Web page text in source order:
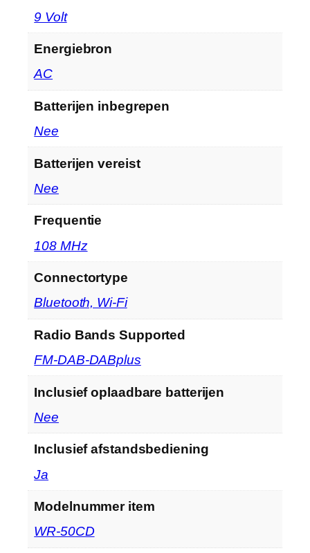
‎9 Volt
Energiebron
‎AC
Batterijen inbegrepen
‎Nee
Batterijen vereist
‎Nee
Frequentie
‎108 MHz
Connectortype
‎Bluetooth, Wi-Fi
Radio Bands Supported
‎FM-DAB-DABplus
Inclusief oplaadbare batterijen
‎Nee
Inclusief afstandsbediening
‎Ja
Modelnummer item
‎WR-50CD